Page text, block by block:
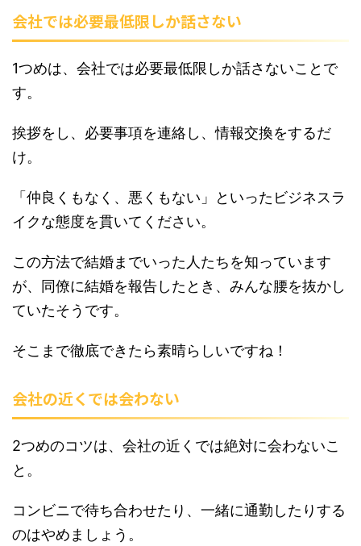
会社では必要最低限しか話さない
1つめは、会社では必要最低限しか話さないことで
す。
挨拶をし、必要事項を連絡し、情報交換をするだ
け。
「仲良くもなく、悪くもない」といったビジネスラ
イクな態度を貫いてください。
この方法で結婚までいった人たちを知っています
が、同僚に結婚を報告したとき、みんな腰を抜かし
ていたそうです。
そこまで徹底できたら素晴らしいですね！
会社の近くでは会わない
2つめのコツは、会社の近くでは絶対に会わないこ
と。
コンビニで待ち合わせたり、一緒に通勤したりする
のはやめましょう。